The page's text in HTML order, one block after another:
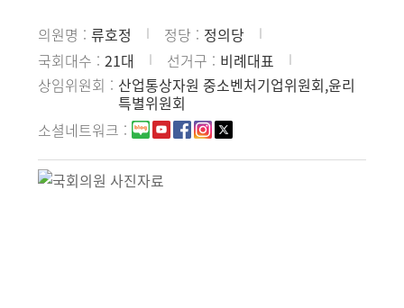
의원명 류호정 정당
정의당
국회대수
21대 선거구
비례대표
상임위원회
산업통상자원 중소벤처기업위원회,윤리
특별위원회
소셜네트워크